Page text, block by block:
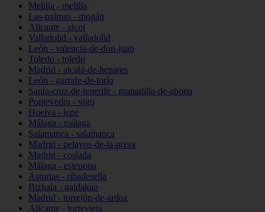
Melilla - melilla
Las-palmas - mogán
Alicante - alcoi
Valladolid - valladolid
León - valencia-de-don-juan
Toledo - toledo
Madrid - alcalá-de-henares
León - garrafe-de-torío
Santa-cruz-de-tenerife - granadilla-de-abona
Pontevedra - vigo
Huelva - lepe
Málaga - málaga
Salamanca - salamanca
Madrid - pelayos-de-la-presa
Madrid - coslada
Málaga - estepona
Asturias - ribadesella
Bizkaia - galdakao
Madrid - torrejón-de-ardoz
Alicante - torrevieja